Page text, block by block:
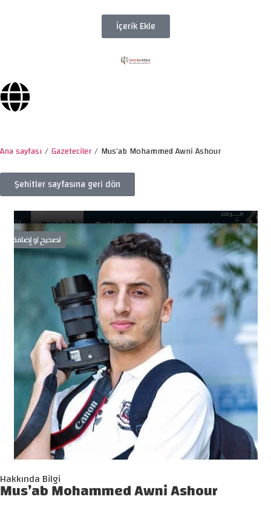
İçerik Ekle
Ana sayfası/Gazeteciler/ Mus’ab Mohammed Awni Ashour
Şehitler sayfasına geri dön
Hakkında Bilgi
Mus’ab Mohammed Awni Ashour